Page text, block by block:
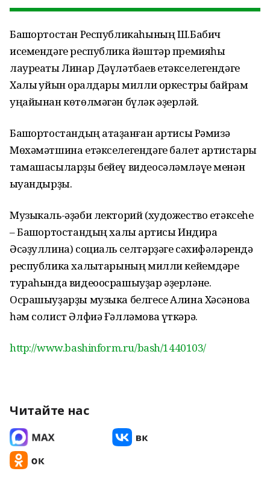
Башҡортостан Республикаһының Ш.Бабич
исемендәге республика йәштәр премияһы
лауреаты Линар Дәүләтбаев етәкселегендәге
Халыҡ уйын ҡоралдары милли оркестры байрам
уңайынан көтөлмәгән бүләк әҙерләй.
Башҡортостандың атҡаҙанған артисы Рәмизә
Мөхәмәтшина етәкселегендәге балет артистары
тамашасыларҙы бейеү видеосәләмләүе менән
ҡыуандырҙы.
Музыкаль-әҙәби лекторий (художество етәксеһе
– Башҡортостандың халыҡ артисы Индира
Әсәҙуллина) социаль селтәрҙәге сәхифәләрендә
республика халыҡтарының милли кейемдәре
тураһында видеоосрашыуҙар әҙерләне.
Осрашыуҙарҙы музыка белгесе Алина Хәсәнова
һәм солист Әлфиә Ғәлләмова үткәрә.
http://www.bashinform.ru/bash/1440103/
Читайте нас